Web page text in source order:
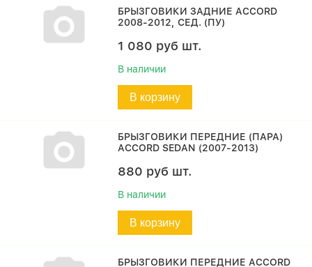
БРЫЗГОВИКИ ЗАДНИЕ ACCORD
2008-2012, СЕД. (ПУ)
1 080 руб шт.
В наличии
В корзину
БРЫЗГОВИКИ ПЕРЕДНИЕ (ПАРА)
ACCORD SEDAN (2007-2013)
880 руб шт.
В наличии
В корзину
БРЫЗГОВИКИ ПЕРЕДНИЕ ACCORD